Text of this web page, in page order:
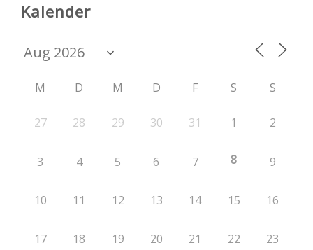
Kalender
M D M D F S S
27 28 29 30 31 1 2
3 4 5 6 7 8 9
10 11 12 13 14 15 16
17 18 19 20 21 22 23